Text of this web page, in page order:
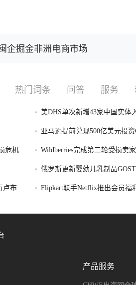
企掘金非洲电商市场​
热门词条 问答 服务
美DHS单次新增43家中国实体
亚马逊提前兑现500亿美元投
危机 Wildberries完成第二轮受损卖
俄罗斯更新婴幼儿乳制品
卢布 Flipkart联手Netflix推出会员福
产品服务